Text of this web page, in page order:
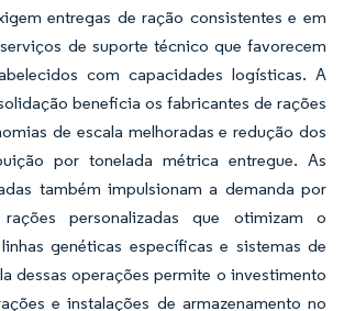
entregas de ração consistentes e em
de suporte técnico que favorecem
com capacidades logísticas. A
beneficia os fabricantes de rações
de escala melhoradas e redução dos
por tonelada métrica entregue. As
também impulsionam a demanda por
personalizadas que otimizam o
genéticas específicas e sistemas de
dessas operações permite o investimento
e instalações de armazenamento no